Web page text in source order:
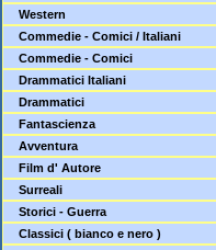
Western
Commedie - Comici / Italiani
Commedie - Comici
Drammatici Italiani
Drammatici
Fantascienza
Avventura
Film d' Autore
Surreali
Storici - Guerra
Classici ( bianco e nero )